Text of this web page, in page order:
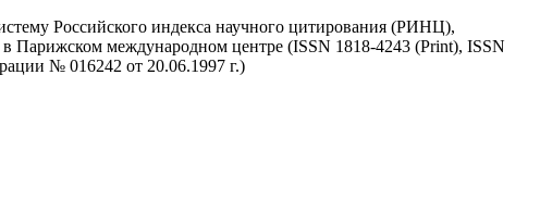
Российского индекса научного цитирования (РИНЦ),
Парижском международном центре (ISSN 1818-4243 (Print), ISSN
№ 016242 от 20.06.1997 г.)